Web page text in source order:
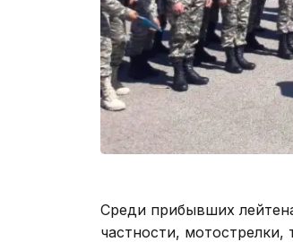
Среди прибывших
частности,